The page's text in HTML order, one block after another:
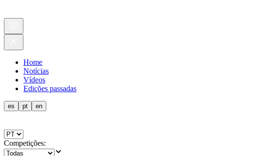
Home
Notícias
Vídeos
Edições passadas
es pt en
Competições: